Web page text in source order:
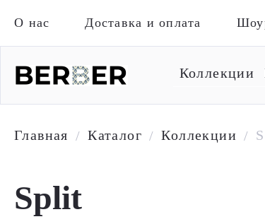
О нас Доставка и оплата
Коллекции
Главная / Каталог / Коллекции /
Split